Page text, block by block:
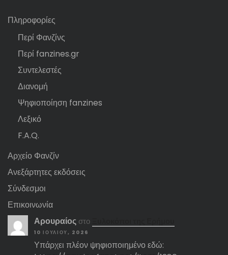
Πληροφορίες
Περί Φανζίνς
Περί fanzines.gr
Συντελεστές
Διανομή
Ψηφιοποίηση fanzines
Λεξικό
F.A.Q.
Αρχείο Φανζίν
Ανεξάρτητες εκδόσεις
Σύνδεσμοι
Επικοινωνία
Αρουραίος στο
10 ΙΟΥΛΊΟΥ, 2026
Υπάρχει πλέον ψηφιοποιημένο εδώ: